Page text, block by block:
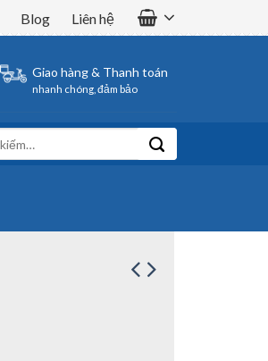
Blog Liên hệ
Giao hàng & Thanh toán
nhanh chóng, đảm bảo